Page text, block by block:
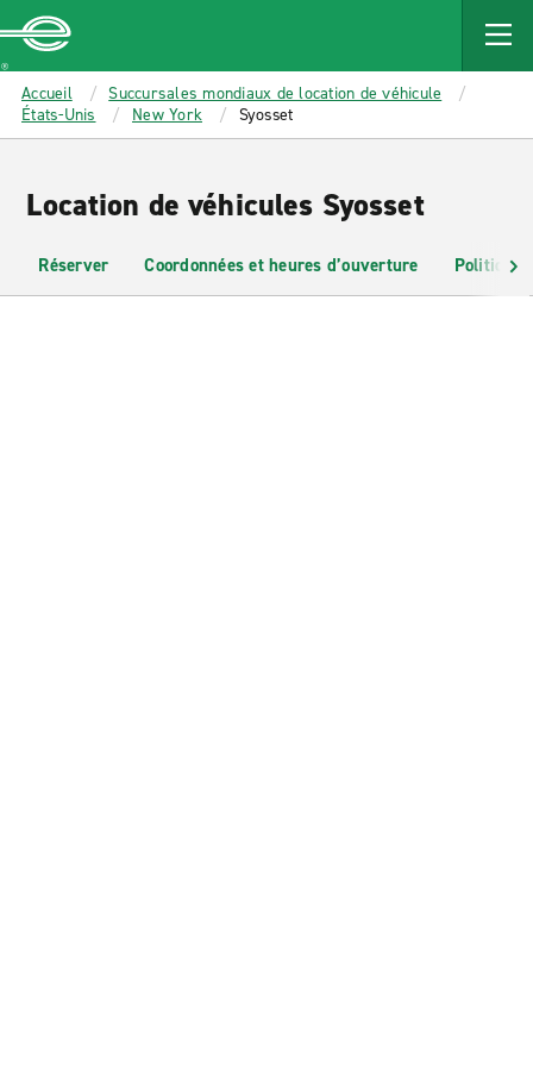
MAIN
CONTENT
Enterprise
Accueil
Succursales mondiaux de location de véhicule
États-Unis
New York Syosset
Location de véhicules Syosset
Réserver Coordonnées et heures d’ouverture Politiques